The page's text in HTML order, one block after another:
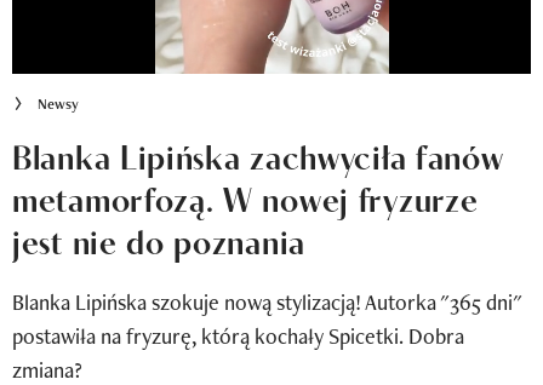
Newsy
Newsletter
Wizaz Summer Influ School
Mój profil / Zarejestruj się
Newsy
Blanka Lipińska zachwyciła fanów
metamorfozą. W nowej fryzurze
jest nie do poznania
Blanka Lipińska szokuje nową stylizacją! Autorka "365 dni"
postawiła na fryzurę, którą kochały Spicetki. Dobra
zmiana?